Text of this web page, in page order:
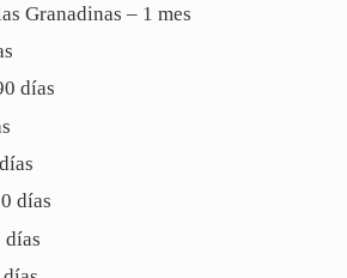
Granadinas – 1 mes
días
días
días